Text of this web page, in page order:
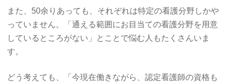
また、50余りあっても、それぞれは特定の看護分野しかや
っていません。「通える範囲にお目当ての看護分野を用意
しているところがない」とことで悩む人もたくさんいま
す。
どう考えても、「今現在働きながら、認定看護師の資格も